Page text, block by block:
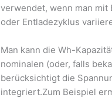
verwendet, wenn man mit
oder Entladezyklus
Man kann die Wh-
nominalen (oder, falls
berücksichtigt die
integriert.Zum Beispiel